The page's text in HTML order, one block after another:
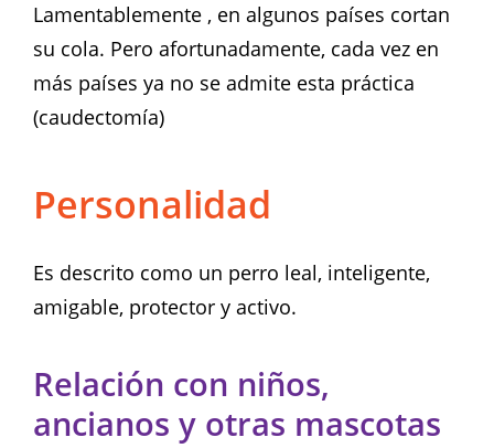
Lamentablemente , en algunos países cortan
su cola. Pero afortunadamente, cada vez en
más países ya no se admite esta práctica
(caudectomía)
Personalidad
Es descrito como un perro leal, inteligente,
amigable, protector y activo.
Relación con niños,
ancianos y otras mascotas